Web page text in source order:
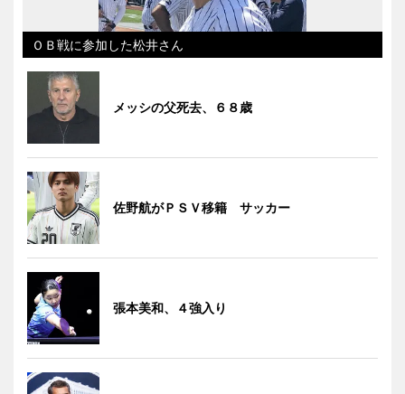
ＯＢ戦に参加した松井さん
メッシの父死去、６８歳
佐野航がＰＳＶ移籍 サッカー
張本美和、４強入り